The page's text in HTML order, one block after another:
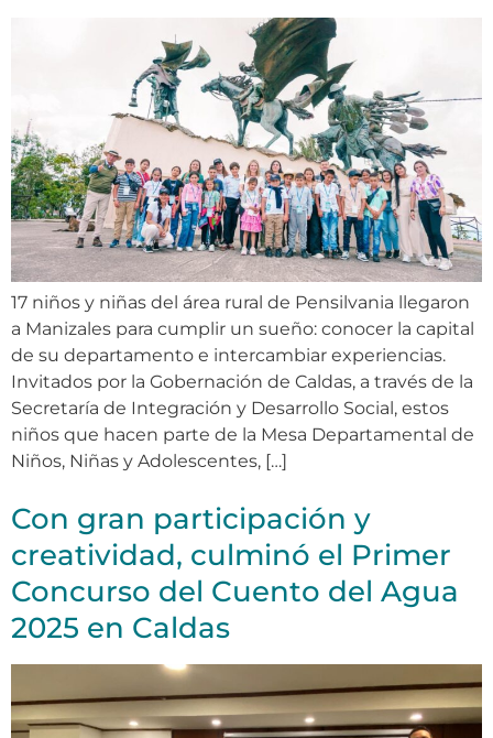
17 niños y niñas del área rural de Pensilvania llegaron
a Manizales para cumplir un sueño: conocer la capital
de su departamento e intercambiar experiencias.
Invitados por la Gobernación de Caldas, a través de la
Secretaría de Integración y Desarrollo Social, estos
niños que hacen parte de la Mesa Departamental de
Niños, Niñas y Adolescentes, […]
Con gran participación y
creatividad, culminó el Primer
Concurso del Cuento del Agua
2025 en Caldas